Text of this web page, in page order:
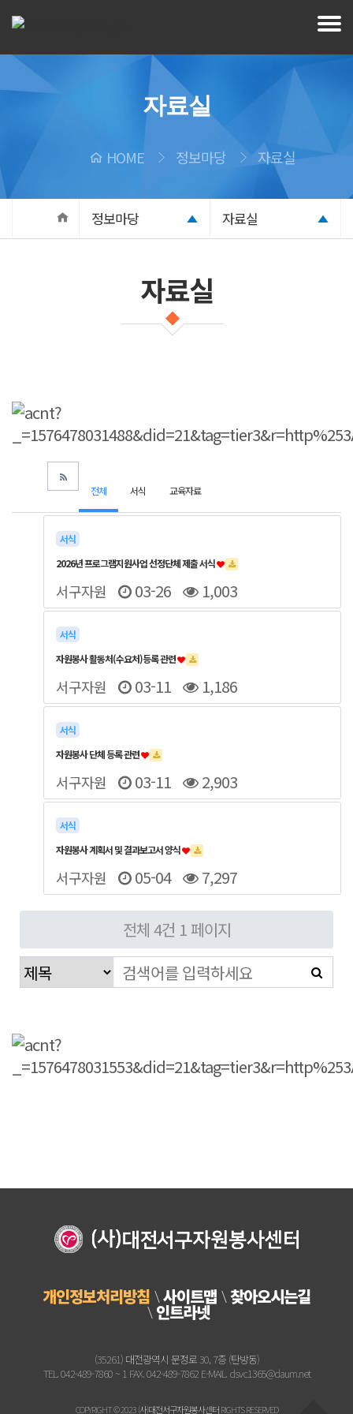
자료실
HOME 정보마당 자료실
정보마당 자료실
자료실
전체 서식 교육자료
서식
2026년 프로그램지원사업 선정단체 제출 서식
서구자원 03-26 1,003
서식
자원봉사 활동처(수요처)등록 관련
서구자원 03-11 1,186
서식
자원봉사 단체 등록 관련
서구자원 03-11 2,903
서식
자원봉사 계획서 및 결과보고서 양식
서구자원 05-04 7,297
전체 4건 1 페이지
개인정보처리방침 사이트맵 찾아오시는길
인트라넷
(35261) 대전광역시 문정로 30, 7층 (탄방동)
TEL. 042-489-7860 ~ 1 FAX. 042-489-7862 E-MAIL. dsvc1365@daum.net
COPYRIGHT © 2023 (사)대전서구자원봉사센터 RIGHTS RESERVED